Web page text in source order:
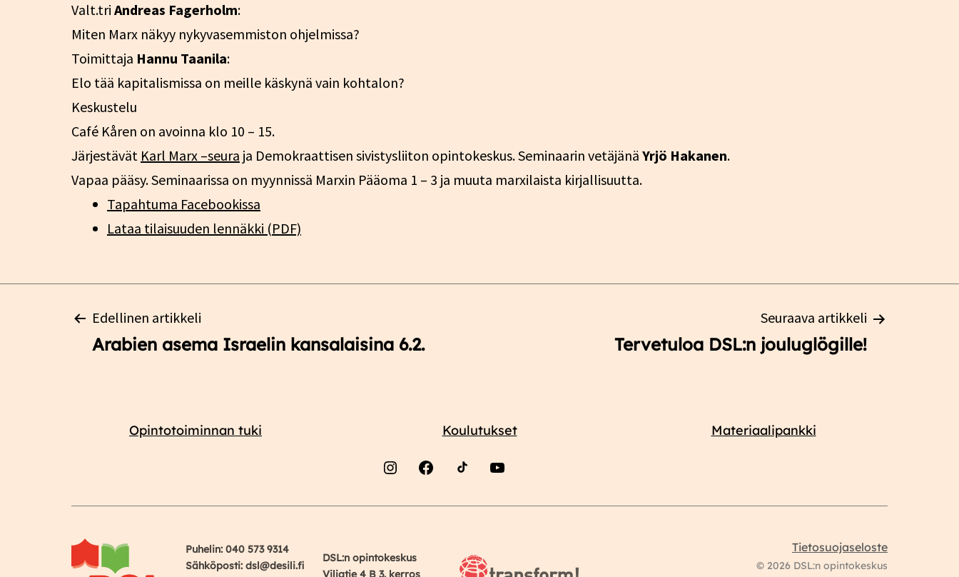
Valt.tri Andreas Fagerholm:
Miten Marx näkyy nykyvasemmiston ohjelmissa?
Toimittaja Hannu Taanila:
Elo tää kapitalismissa on meille käskynä vain kohtalon?
Keskustelu
Café Kåren on avoinna klo 10 – 15.
Järjestävät Karl Marx –seura ja Demokraattisen sivistysliiton opintokeskus. Seminaarin vetäjänä Yrjö Hakanen.
Vapaa pääsy. Seminaarissa on myynnissä Marxin Pääoma 1 – 3 ja muuta marxilaista kirjallisuutta.
Tapahtuma Facebookissa
Lataa tilaisuuden lennäkki (PDF)
Artikkelien
Edellinen artikkeli
Arabien asema Israelin kansalaisina 6.2.
Seuraava artikkeli
Tervetuloa DSL:n jouluglögille!
Opintotoiminnan tuki Koulutukset Materiaalipankki
Puhelin: 040 573 9314
Sähköposti: dsl@desili.fi
DSL:n opintokeskus
Viljatie 4 B 3. kerros
© 2026 DSL:n opintokeskus
Tietosuojaseloste